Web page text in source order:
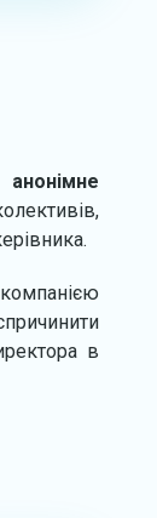
анонімне
в